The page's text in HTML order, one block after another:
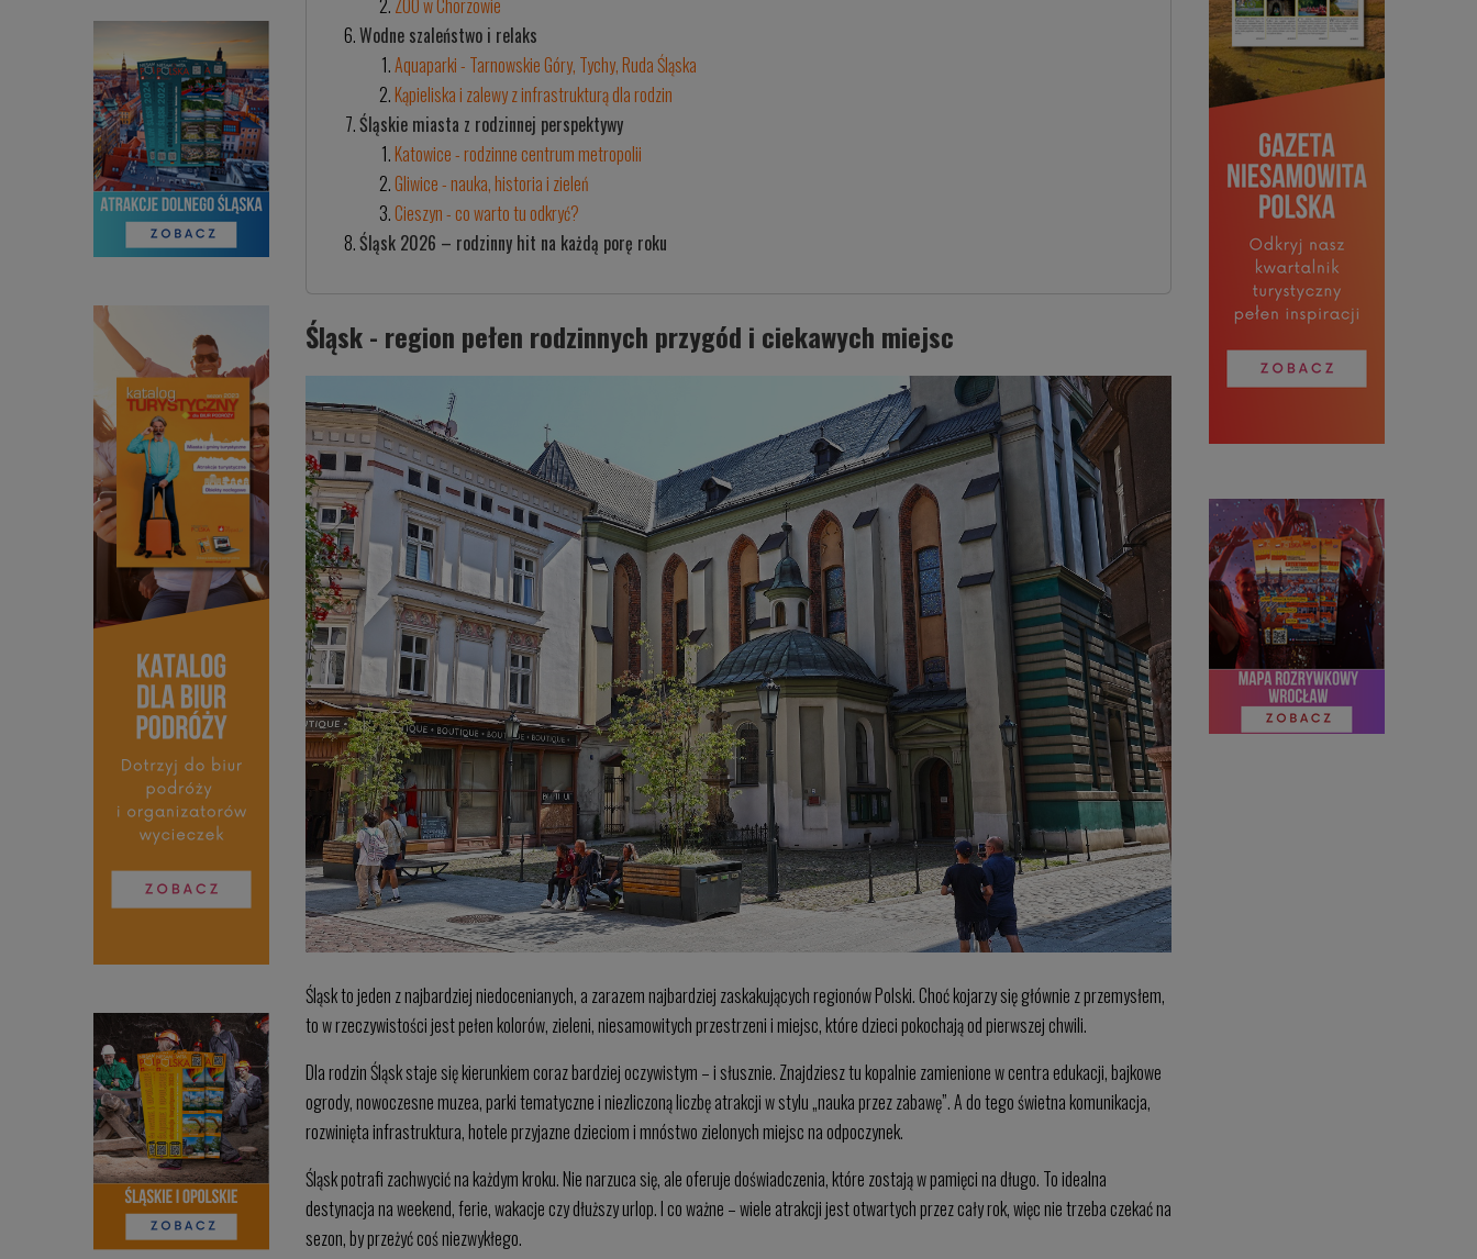
ZOO w Chorzowie
Wodne szaleństwo i relaks
Aquaparki - Tarnowskie Góry, Tychy, Ruda Śląska
Kąpieliska i zalewy z infrastrukturą dla rodzin
Śląskie miasta z rodzinnej perspektywy
Katowice - rodzinne centrum metropolii
Gliwice - nauka, historia i zieleń
Cieszyn - co warto tu odkryć?
Śląsk 2026 – rodzinny hit na każdą porę roku
Śląsk - region pełen rodzinnych przygód i ciekawych miejsc
Śląsk to jeden z najbardziej niedocenianych, a zarazem najbardziej zaskakujących regionów Polski. Choć kojarzy się głównie z przemysłem,
to w rzeczywistości jest pełen kolorów, zieleni, niesamowitych przestrzeni i miejsc, które dzieci pokochają od pierwszej chwili.
Dla rodzin Śląsk staje się kierunkiem coraz bardziej oczywistym – i słusznie. Znajdziesz tu kopalnie zamienione w centra edukacji, bajkowe
ogrody, nowoczesne muzea, parki tematyczne i niezliczoną liczbę atrakcji w stylu „nauka przez zabawę”. A do tego świetna komunikacja,
rozwinięta infrastruktura, hotele przyjazne dzieciom i mnóstwo zielonych miejsc na odpoczynek.
Śląsk potrafi zachwycić na każdym kroku. Nie narzuca się, ale oferuje doświadczenia, które zostają w pamięci na długo. To idealna
destynacja na weekend, ferie, wakacje czy dłuższy urlop. I co ważne – wiele atrakcji jest otwartych przez cały rok, więc nie trzeba czekać na
sezon, by przeżyć coś niezwykłego.